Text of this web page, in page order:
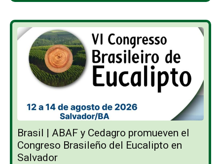
Brasil | ABAF y Cedagro promueven el
Congreso Brasileño del Eucalipto en
Salvador